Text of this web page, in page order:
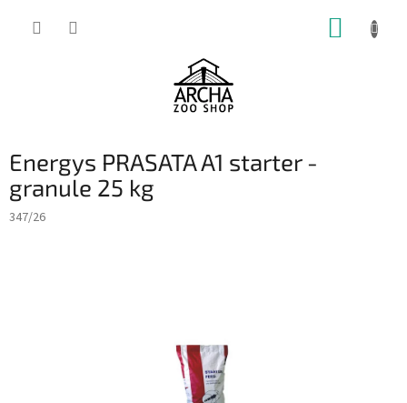
Energys PRASATA A1 starter -
granule 25 kg
347/26